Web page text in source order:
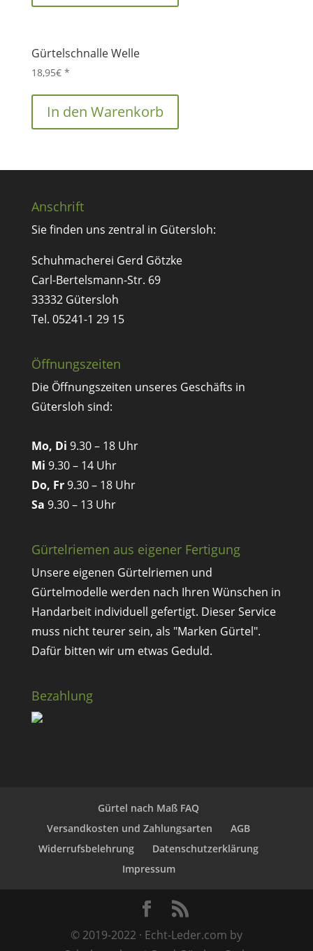
Gürtelschnalle Welle
18,95€ *
In den Warenkorb
Anschrift
Sie finden uns zentral in Gütersloh:
Schuhmacherei Gerd Götzke
Carl-Bertelsmann-Str. 69
33332 Gütersloh
Tel. 05241-1 29 15
Öffnungszeiten
Die Öffnungszeiten unseres Geschäfts in
Gütersloh sind:
Mo, Di 9.30 – 18 Uhr
Mi 9.30 – 14 Uhr
Do, Fr9.30 – 18 Uhr
Sa 9.30 – 13 Uhr
Gürtelriemen aus eigener Fertigung
Unsere eigenen Gürtelriemen und
Gürtelmodelle werden nach Ihren Wünschen in
Handarbeit individuell gefertigt. Dieser Service
muss nicht teurer sein, als "Marken Gürtel".
Dafür bitten wir um etwas Geduld.
Bezahlung
Gürtel nach Maß FAQ
Versandkosten und Zahlungsarten
AGB
Widerrufsbelehrung
Datenschutzerklärung
Impressum
© 2019-2022 · Echt-Leder.com by